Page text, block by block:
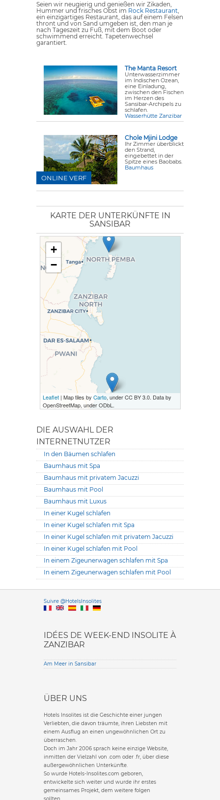
Seien wir neugierig und genießen wir Zikaden,
Hummer und frisches Obst im Rock Restaurant,
ein einzigartiges Restaurant, das auf einem Felsen
thront und von Sand umgeben ist, den man je
nach Tageszeit zu Fuß, mit dem Boot oder
schwimmend erreicht. Tapetenwechsel
garantiert.
The Manta Resort
Unterwasserzimmer
im Indischen Ozean,
eine Einladung,
zwischen den Fischen
im Herzen des
Sansibar-Archipels zu
schlafen.
Wasserhütte Zanzibar
Chole Mjini Lodge
Ihr Zimmer überblickt
den Strand,
eingebettet in der
Spitze eines Baobabs.
Baumhaus
ONLINE VERF
KARTE DER UNTERKÜNFTE IN
SANSIBAR
+
−
Leaflet| Map tiles by Carto, under CC BY 3.0. Data by
OpenStreetMap, under ODbL.
DIE AUSWAHL DER
INTERNETNUTZER
In den Bäumen schlafen
Baumhaus mit Spa
Baumhaus mit privatem Jacuzzi
Baumhaus mit Pool
Baumhaus mit Luxus
In einer Kugel schlafen
In einer Kugel schlafen mit Spa
In einer Kugel schlafen mit privatem Jacuzzi
In einer Kugel schlafen mit Pool
In einem Zigeunerwagen schlafen mit Spa
In einem Zigeunerwagen schlafen mit Pool
Suivre @HotelsInsolitesVersione
IDÉES DE WEEK-END INSOLITE À
ZANZIBAR
Am Meer in Sansibar
ÜBER UNS
Hotels Insolites ist die Geschichte einer jungen
Verliebten, die davon träumte, ihren Liebsten mit
einem Ausflug an einen ungewöhnlichen Ort zu
überraschen.
Doch im Jahr 2006 sprach keine einzige Website,
inmitten der Vielzahl von .com oder .fr, über diese
außergewöhnlichen Unterkünfte.
So wurde Hotels-Insolites.com geboren,
entwickelte sich weiter und wurde ihr erstes
gemeinsames Projekt, dem weitere folgen